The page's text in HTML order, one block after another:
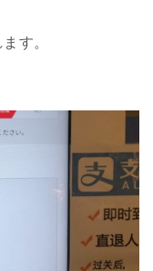
す。